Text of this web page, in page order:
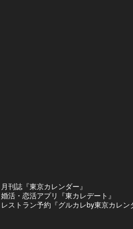
月刊誌『東京カレンダー』
婚活・恋活アプリ『東カレデート』
レストラン予約『グルカレby東京カレン